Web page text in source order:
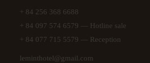
+ 84 256 368 6688
+ 84 097 574 6579 — Hotline sale
+ 84 077 715 5579 — Reception
leminthotel@gmail.com